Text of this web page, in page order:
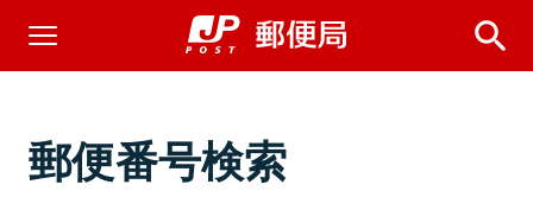
郵便番号検索